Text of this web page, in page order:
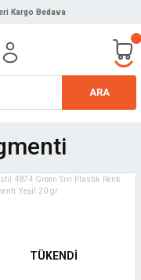
Kargo Bedava
ARA
TÜKENDİ